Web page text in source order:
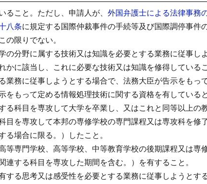
こと。ただし、申請人が、 外国弁護士による法律事務
八条に規定する国際仲裁事件の手続等及び国際調停事件
限りでない。
分野に属する技術又は知識を必要とする業務に従事し
かに該当し、これに必要な技術又は知識を修得している
業務に従事しようとする場合で、法務大臣が告示をもっ
をもって定める情報処理技術に関する資格を有している
科目を専攻して大学を卒業し、又はこれと同等以上の教
を専攻して本邦の専修学校の専門課程又は専攻科を修
場合に限る。）したこと。
専門学校、高等学校、中等教育学校の後期課程又は専
する科目を専攻した期間を含む。）を有すること。
る思考又は感受性を必要とする業務に従事しようとす